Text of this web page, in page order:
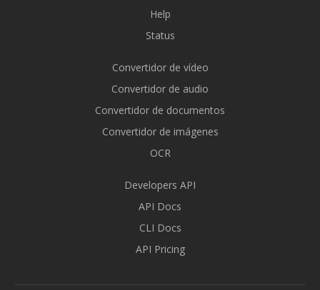
Help
Status
Convertidor de vídeo
Convertidor de audio
Convertidor de documentos
Convertidor de imágenes
OCR
Developers API
API Docs
CLI Docs
API Pricing